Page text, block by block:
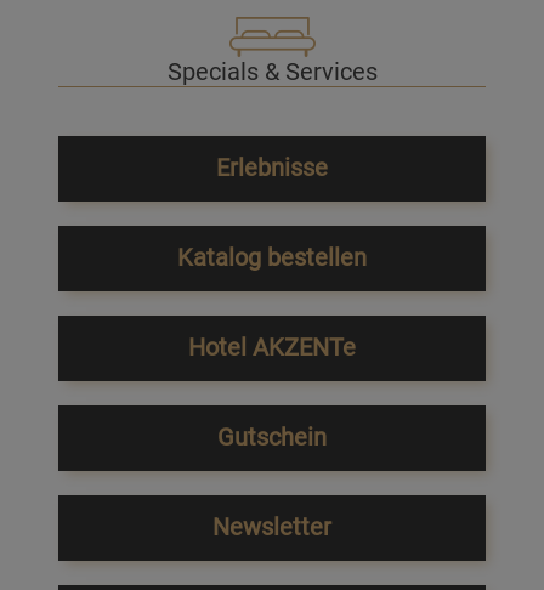
Specials & Services
Erlebnisse
Katalog bestellen
Hotel AKZENTe
Gutschein
Newsletter